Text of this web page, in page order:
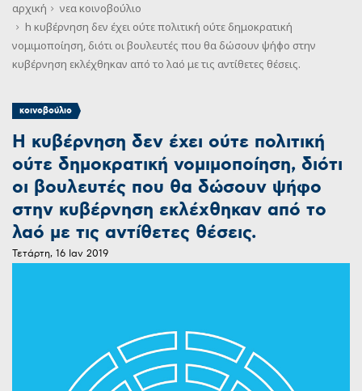
αρχική νεακοινοβούλιο
h κυβέρνηση δεν έχει ούτε πολιτική ούτε δημοκρατική
νομιμοποίηση, διότι οι βουλευτές που θα δώσουν ψήφο στην
κυβέρνηση εκλέχθηκαν από το λαό με τις αντίθετες θέσεις.
κοινοβούλιο
H κυβέρνηση δεν έχει ούτε πολιτική
ούτε δημοκρατική νομιμοποίηση, διότι
οι βουλευτές που θα δώσουν ψήφο
στην κυβέρνηση εκλέχθηκαν από το
λαό με τις αντίθετες θέσεις.
Τετάρτη, 16 Ιαν 2019